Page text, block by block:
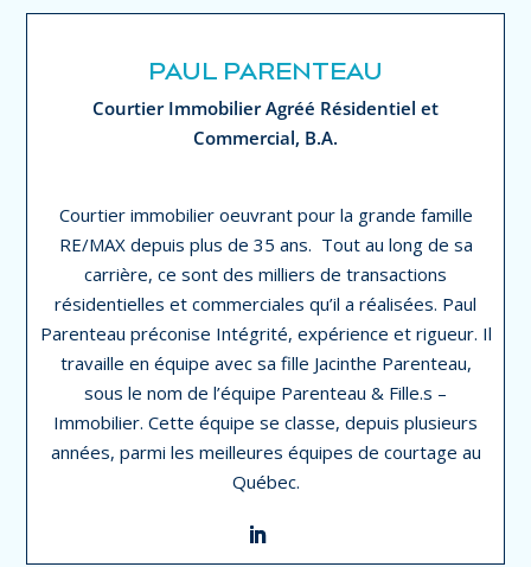
PAUL PARENTEAU
Courtier Immobilier Agréé Résidentiel et
Commercial, B.A.
Courtier immobilier oeuvrant pour la grande famille
RE/MAX depuis plus de 35 ans. Tout au long de sa
carrière, ce sont des milliers de transactions
résidentielles et commerciales qu’il a réalisées. Paul
Parenteau préconise Intégrité, expérience et rigueur. Il
travaille en équipe avec sa fille Jacinthe Parenteau,
sous le nom de l’équipe Parenteau & Fille.s –
Immobilier. Cette équipe se classe, depuis plusieurs
années, parmi les meilleures équipes de courtage au
Québec.